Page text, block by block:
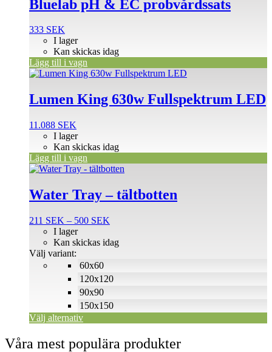
Bluelab pH & EC probvårdssats
333 SEK
I lager
Kan skickas idag
Lägg till i vagn
Lumen King 630w Fullspektrum LED
11.088 SEK
I lager
Kan skickas idag
Lägg till i vagn
Water Tray – tältbotten
211 SEK – 500 SEK
till
60x60
120x120
90x90
150x150
I lager
Kan skickas idag
Välj variant:
Välj alternativ
Den
produkten
har
varianter.
olika
alternativen
Våra mest populära produkter